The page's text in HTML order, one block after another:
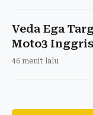
Veda Ega
Moto3 Inggris
46 menit lalu